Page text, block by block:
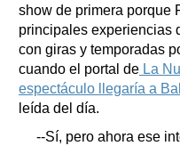
show de primera porque
principales experiencias
con giras y temporadas
cuando el portal de La
espectáculo llegaría a
leída del día.
--Sí, pero ahora ese